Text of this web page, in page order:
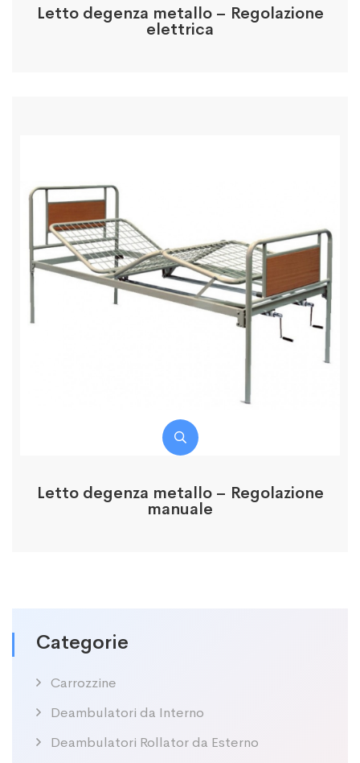
Categorie
Carrozzine
Deambulatori da Interno
Deambulatori Rollator da Esterno
Letto degenza metallo – Regolazione
elettrica
Letto degenza metallo – Regolazione
manuale